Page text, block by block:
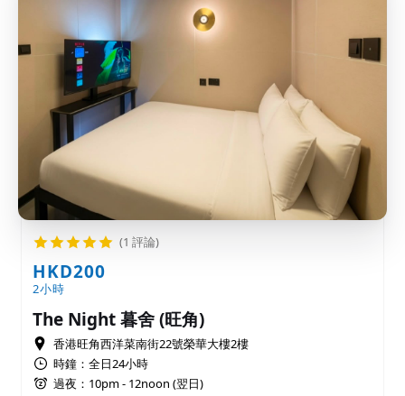
(1 評論)
HKD200
2小時
The Night 暮舍 (旺角)
香港旺角西洋菜南街22號榮華大樓2樓
時鐘：全日24小時
過夜：10pm - 12noon (翌日)